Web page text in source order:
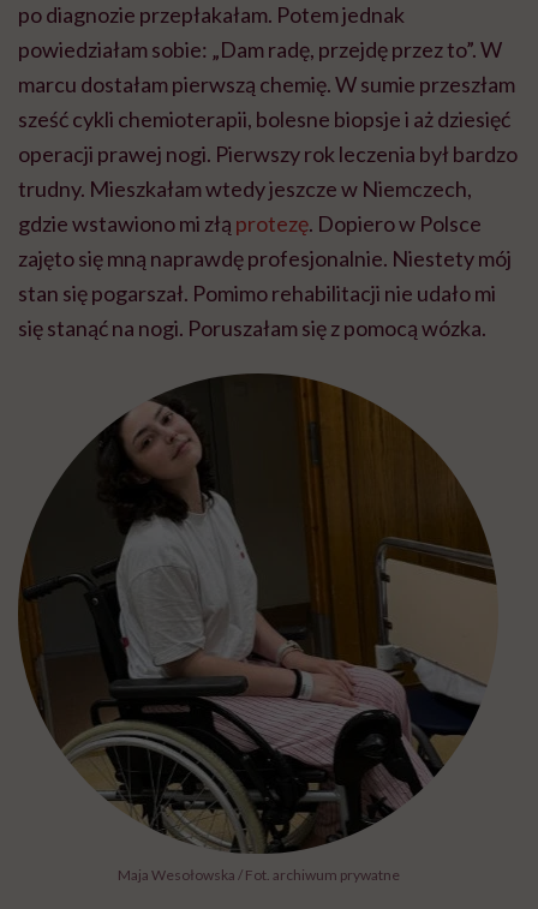
po diagnozie przepłakałam. Potem jednak
powiedziałam sobie: „Dam radę, przejdę przez to”. W
marcu dostałam pierwszą chemię. W sumie przeszłam
sześć cykli chemioterapii, bolesne biopsje i aż dziesięć
operacji prawej nogi. Pierwszy rok leczenia był bardzo
trudny. Mieszkałam wtedy jeszcze w Niemczech,
gdzie wstawiono mi złą protezę. Dopiero w Polsce
zajęto się mną naprawdę profesjonalnie. Niestety mój
stan się pogarszał. Pomimo rehabilitacji nie udało mi
się stanąć na nogi. Poruszałam się z pomocą wózka.
Maja Wesołowska / Fot. archiwum prywatne